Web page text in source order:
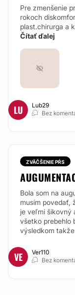
Pre zmenšenie
rokoch
plast.chirurga a
Čítať ďalej
LU
Lub29
Bez
ZVÄČŠENIE PŔS
Bola som na
musím povedať,
je veľmi šikovný
všetko prebehlo
výsledkom
VE
Ver110
Bez